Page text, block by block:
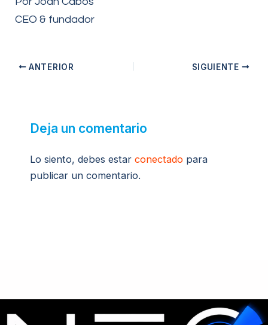
CEO & fundador
ANTERIOR SIGUIENTE
Deja un comentario
Lo siento, debes estar conectadopara
publicar un comentario.